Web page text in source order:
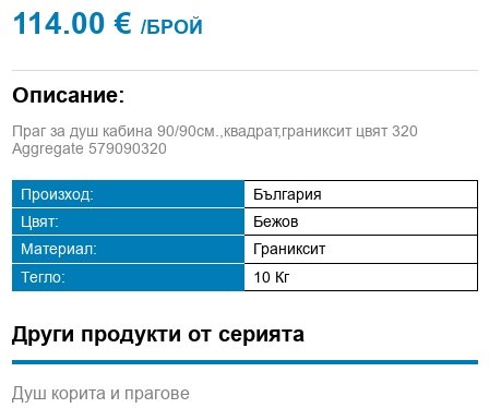
114.00 € /БРОЙ
Описание:
Праг за душ кабина 90/90см.,квадрат,граниксит цвят 320
Aggregate 579090320
Произход:
България
Цвят:
Бежов
Материал:
Граниксит
Тегло:
10 Кг
Други продукти от серията
Душ корита и прагове